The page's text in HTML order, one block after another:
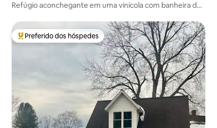
Refúgio aconchegante em uma vinícola com banheira de
Entre os melhores preferidos dos hóspedes
Preferido dos hóspedes